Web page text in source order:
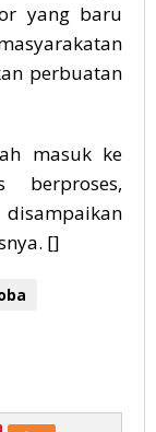
yang baru
perbuatan
masuk ke
[]